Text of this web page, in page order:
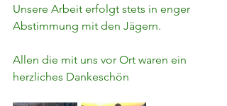
Unsere Arbeit erfolgt stets in enger
Abstimmung mit den Jägern.
Allen die mit uns vor Ort waren ein
herzliches Dankeschön